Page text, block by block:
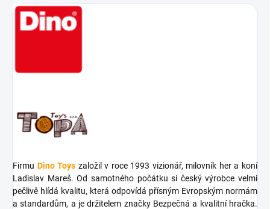
Firmu Dino Toys založil v roce 1993 vizionář, milovník her a koní
Ladislav Mareš. Od samotného počátku si český výrobce velmi
pečlivě hlídá kvalitu, která odpovídá přísným Evropským normám
a standardům, a je držitelem značky Bezpečná a kvalitní hračka.